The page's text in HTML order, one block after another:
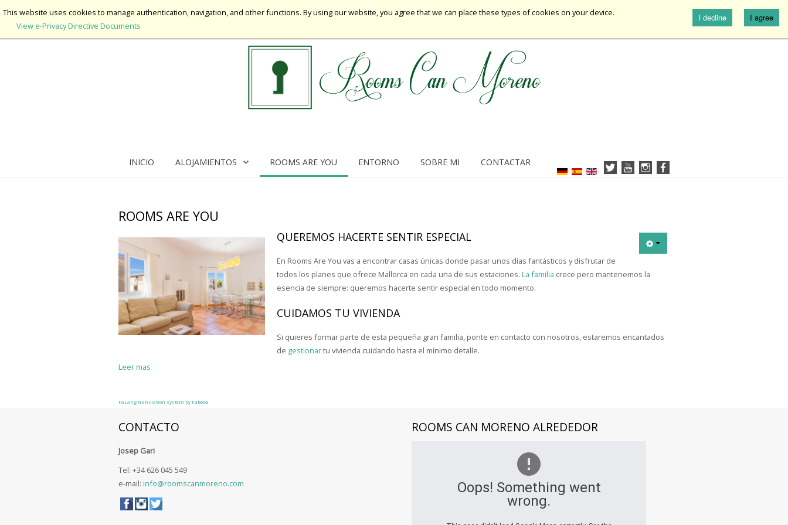
INICIO ALOJAMIENTOS ROOMS ARE YOU ENTORNO SOBRE MI CONTACTAR
ROOMS ARE YOU
QUEREMOS HACERTE SENTIR ESPECIAL
En Rooms Are You vas a encontrar casas únicas donde pasar unos días fantásticos y disfrutar de
todos los planes que ofrece Mallorca en cada una de sus estaciones. La familia crece pero mantenemos la
esencia de siempre: queremos hacerte sentir especial en todo momento.
CUIDAMOS TU VIVIENDA
Si quieres formar parte de esta pequeña gran familia, ponte en contacto con nosotros, estaremos encantados
de gestionartu vivienda cuidando hasta el mínimo detalle.
Leer mas
FaLang translation system by Faboba
CONTACTO
Josep Gari
Tel: +34 626 045 549
e-mail: info@roomscanmoreno.com
ROOMS CAN MORENO ALREDEDOR
Oops! Something went
wrong.
I agree
I decline
This website uses cookies to manage authentication, navigation, and other functions. By using our website, you agree that we can place these types of cookies on your device.
View e-Privacy Directive Documents